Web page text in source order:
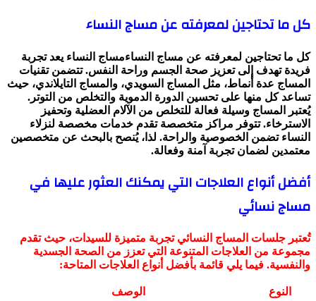
كل ما تحتاجين لمعرفته عن مساج النساء
كل ما تحتاجين لمعرفته عن مساج النساءمساج النساء يعد تجربة
فريدة تهدف إلى تعزيز صحة الجسم وراحة النفس. تتضمن تقنيات
المساج عدة أنماط، مثل المساج السويدي، والمساج التايلاندي، حيث
تساعد كل منها على تحسين الدورة الدموية والتخلص من التوتر.
يُعتبر المساج وسيلة فعالة للتخلص من الآلام العضلية وتحفيز
الاسترخاء. تتوفر مراكز متخصصة تقدم خدمات مخصصة لنزلاء
النساء تضمن الخصوصية والراحة. لذا، يُنصح بالبحث عن متخصصين
معتمدين لضمان تجربة آمنة وفعالة.
أفضل أنواع العلاجات التي يمكنك العثور عليها في
مساج نسائي
تُعتبر جلسات المساج النسائي تجربة متميزة للسيدات، حيث تقدم
مجموعة من العلاجات المتنوعة التي تعزز من الصحة الجسدية
والنفسية. فيما يلي قائمة بأفضل أنواع العلاجات المتاحة:
النوع
الوصف